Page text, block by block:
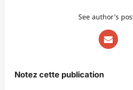
See author's
Notez cette publication